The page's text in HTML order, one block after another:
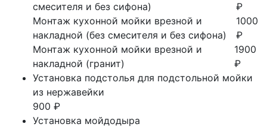
смесителя и без сифона)
₽
Монтаж кухонной мойки врезной и
накладной (без смесителя и без сифона)
1000
₽
Монтаж кухонной мойки врезной и
накладной (гранит)
1900
₽
Установка подстолья для подстольной мойки
из нержавейки
900 ₽
Установка мойдодыра